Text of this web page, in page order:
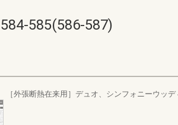
585(586-587)
外張断熱在来用］デュオ、シンフォニーウッデ